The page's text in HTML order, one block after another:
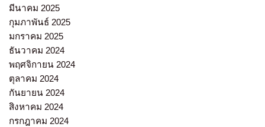
มีนาคม 2025
กุมภาพันธ์ 2025
มกราคม 2025
ธันวาคม 2024
พฤศจิกายน 2024
ตุลาคม 2024
กันยายน 2024
สิงหาคม 2024
กรกฎาคม 2024